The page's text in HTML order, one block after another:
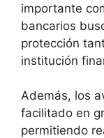
importante
bancarios
protección
institución
Además, los
facilitado en
permitiendo